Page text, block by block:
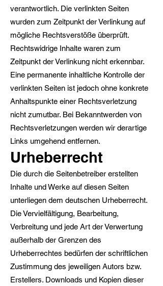
verantwortlich. Die verlinkten Seiten
wurden zum Zeitpunkt der Verlinkung auf
mögliche Rechtsverstöße überprüft.
Rechtswidrige Inhalte waren zum
Zeitpunkt der Verlinkung nicht erkennbar.
Eine permanente inhaltliche Kontrolle der
verlinkten Seiten ist jedoch ohne konkrete
Anhaltspunkte einer Rechtsverletzung
nicht zumutbar. Bei Bekanntwerden von
Rechtsverletzungen werden wir derartige
Links umgehend entfernen.
Urheberrecht
Die durch die Seitenbetreiber erstellten
Inhalte und Werke auf diesen Seiten
unterliegen dem deutschen Urheberrecht.
Die Vervielfältigung, Bearbeitung,
Verbreitung und jede Art der Verwertung
außerhalb der Grenzen des
Urheberrechtes bedürfen der schriftlichen
Zustimmung des jeweiligen Autors bzw.
Erstellers. Downloads und Kopien dieser